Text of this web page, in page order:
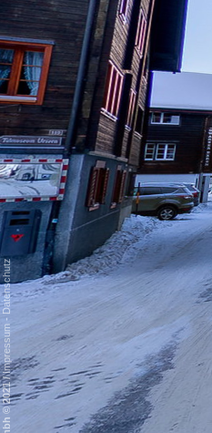
/
Impressum
-
Datenschutz